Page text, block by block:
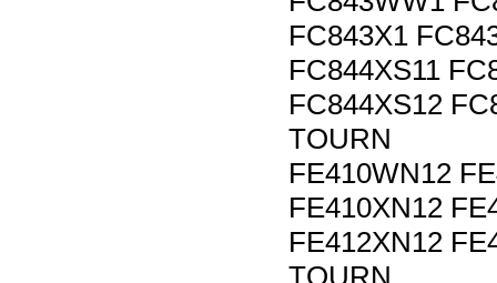
FC843X1
FC844XS11
FC844XS12
TOURN
FE410WN12
FE410XN12
FE412XN12
TOURN